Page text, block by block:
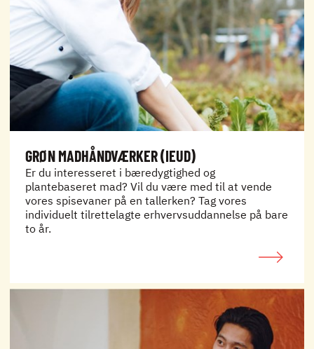
GRØN MADHÅNDVÆRKER (IEUD)
Er du interesseret i bæredygtighed og
plantebaseret mad? Vil du være med til at vende
vores spisevaner på en tallerken? Tag vores
individuelt tilrettelagte erhvervsuddannelse på bare
to år.